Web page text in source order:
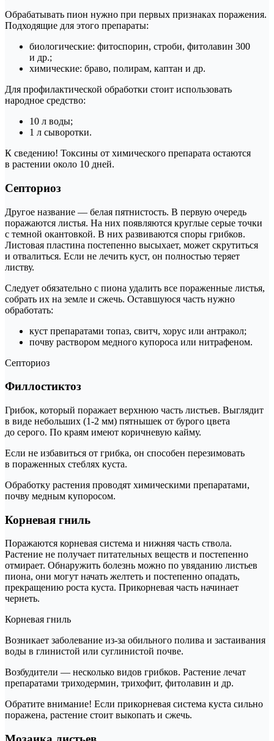
Обрабатывать пион нужно при первых признаках поражения.
Подходящие для этого препараты:
биологические: фитоспорин, строби, фитолавин 300
и др.;
химические: браво, полирам, каптан и др.
Для профилактической обработки стоит использовать
народное средство:
10 л воды;
1 л сыворотки.
К сведению! Токсины от химического препарата остаются
в растении около 10 дней.
Септориоз
Другое название — белая пятнистость. В первую очередь
поражаются листья. На них появляются круглые серые точки
с темной окантовкой. В них развиваются споры грибков.
Листовая пластина постепенно высыхает, может скрутиться
и отвалиться. Если не лечить куст, он полностью теряет
листву.
Следует обязательно с пиона удалить все пораженные листья,
собрать их на земле и сжечь. Оставшуюся часть нужно
обработать:
куст препаратами топаз, свитч, хорус или антракол;
почву раствором медного купороса или нитрафеном.
Септориоз
Филлостиктоз
Грибок, который поражает верхнюю часть листьев. Выглядит
в виде небольших (1-2 мм) пятнышек от бурого цвета
до серого. По краям имеют коричневую кайму.
Если не избавиться от грибка, он способен перезимовать
в пораженных стеблях куста.
Обработку растения проводят химическими препаратами,
почву медным купоросом.
Корневая гниль
Поражаются корневая система и нижняя часть ствола.
Растение не получает питательных веществ и постепенно
отмирает. Обнаружить болезнь можно по увяданию листьев
пиона, они могут начать желтеть и постепенно опадать,
прекращению роста куста. Прикорневая часть начинает
чернеть.
Корневая гниль
Возникает заболевание из-за обильного полива и застаивания
воды в глинистой или суглинистой почве.
Возбудители — несколько видов грибков. Растение лечат
препаратами триходермин, трихофит, фитолавин и др.
Обратите внимание! Если прикорневая система куста сильно
поражена, растение стоит выкопать и сжечь.